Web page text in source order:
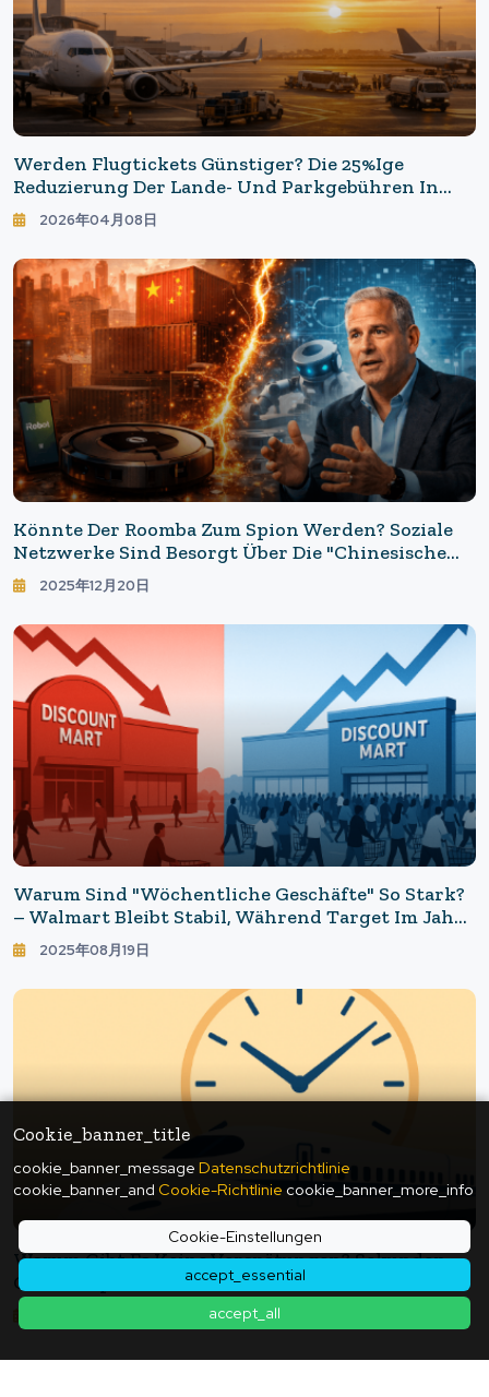
Cookie_banner_title
cookie_banner_message Datenschutzrichtlinie
cookie_banner_and Cookie-Richtlinie cookie_banner_more_info
Cookie-Einstellungen
accept_essential
accept_all
Werden Flugtickets Günstiger? Die 25%ige
Reduzierung Der Lande- Und Parkgebühren In
Indien Spiegelt Die Wahren Absichten Der
Branche Wider
2026年04月08日
Könnte Der Roomba Zum Spion Werden? Soziale
Netzwerke Sind Besorgt Über Die "chinesische
Tochtergesellschaft" Und Die Zukunft Des Smart
Homes
2025年12月20日
Warum Sind "wöchentliche Geschäfte" So Stark?
– Walmart Bleibt Stabil, Während Target Im Jahr
2025 An Schwung Verliert
2025年08月19日
Warum Gibt Es Keine Verspätungen? Sekunden-
Genaue Operationen Lernen Vom Shinkansen